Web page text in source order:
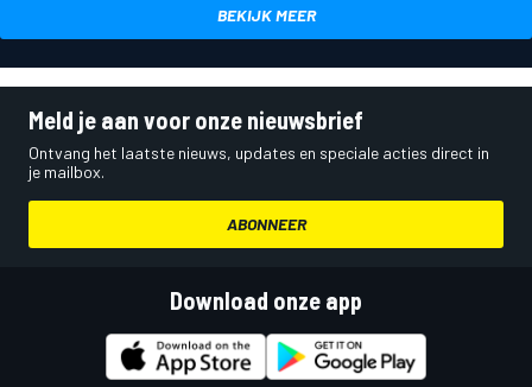
BEKIJK MEER
Meld je aan voor onze nieuwsbrief
Ontvang het laatste nieuws, updates en speciale acties direct in
je mailbox.
ABONNEER
Download onze app